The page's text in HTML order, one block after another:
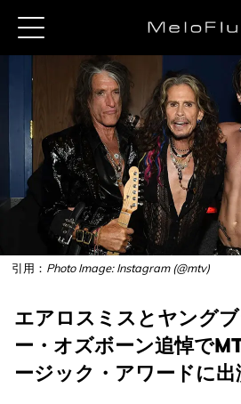
引用： Photo Image: Instagram (@mtv)
エアロスミスとヤング
ー・オズボーン追悼で
ージック・アワードに出